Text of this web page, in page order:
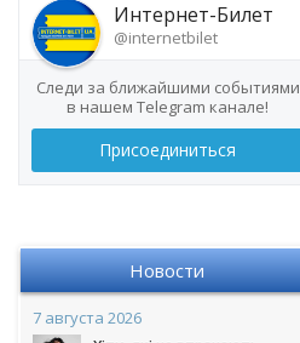
Интернет-Билет
@internetbilet
Следи за ближайшими событиями
в нашем Telegram канале!
Присоединиться
Новости
7 августа 2026